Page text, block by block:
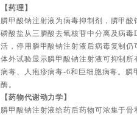
【药理】
膦甲酸钠注射液为病毒抑制剂，膦甲
磷酸盐从三膦酸去氧核苷中分离及病
活，停用膦甲酸钠注射液后病毒复制仍
体外试验显示膦甲酸钠注射液可抑制
病毒、人疱疹病毒-6和巨细胞病毒。
酶。
【药物代谢动力学】
膦甲酸钠注射液给药后药物可浓集于